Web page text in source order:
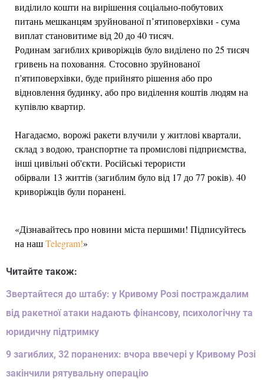
виділило кошти на вирішення соціально-побутових
питань мешканцям зруйнованої п’ятиповерхівки - сума
виплат становитиме від 20 до 40 тисяч.
Родинам загиблих криворіжців було виділено по 25 тисяч
гривень на поховання. Стосовно зруйнованої
п'ятиповерхівки, буде прийнято рішення або про
відновлення будинку, або про виділення коштів людям на
купівлю квартир.
Нагадаємо, ворожі ракети влучили у житлові квартали,
склад з водою, транспортне та промислові підприємства,
інші цивільні об'єкти. Російські терористи
обірвали 13 життів (загиблим було від 17 до 77 років). 40
криворіжців були поранені.
«Дізнавайтесь про новини міста першими! Підписуйтесь
на нашTelegram!»
Читайте також:
Звертайтеся до штабу: у Кривому Розі постраждалим
від ракетної атаки надають фінансову, психологічну та
юридичну підтримку
9 загиблих, 32 поранених: вчора ввечері у Кривому Розі
закінчили рятувальну операцію